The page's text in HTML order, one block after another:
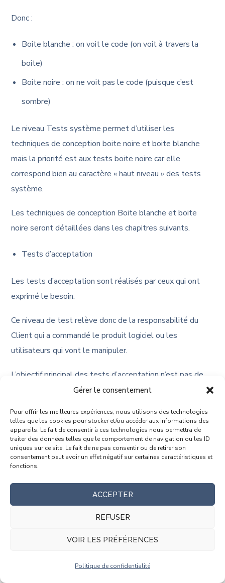
Gérer le consentement
Pour offrir les meilleures expériences, nous utilisons des technologies
telles que les cookies pour stocker et/ou accéder aux informations des
appareils. Le fait de consentir à ces technologies nous permettra de
traiter des données telles que le comportement de navigation ou les ID
uniques sur ce site. Le fait de ne pas consentir ou de retirer son
consentement peut avoir un effet négatif sur certaines caractéristiques et
fonctions.
ACCEPTER
REFUSER
VOIR LES PRÉFÉRENCES
Politique de confidentialité
Donc :
Boite blanche : on voit le code (on voit à travers la
boite)
Boite noire : on ne voit pas le code (puisque c’est
sombre)
Le niveau Tests système permet d’utiliser les
techniques de conception boite noire et boite blanche
mais la priorité est aux tests boite noire car elle
correspond bien au caractère « haut niveau » des tests
système.
Les techniques de conception Boite blanche et boite
noire seront détaillées dans les chapitres suivants.
Tests d’acceptation
Les tests d’acceptation sont réalisés par ceux qui ont
exprimé le besoin.
Ce niveau de test relève donc de la responsabilité du
Client qui a commandé le produit logiciel ou les
utilisateurs qui vont le manipuler.
L’objectif principal des tests d’acceptation n’est pas de
trouver des défauts comme le sont les tests système.
L’objectif des tests d’acceptation est d’acquérir de la
confiance dans le système en validant qu’il est utilisable
et qu’il correspond bien au besoin initial et aux attentes
fonctionnelles et non fonctionnelles exprimées.
Si le système fonctionne seul, Les tests d’acceptation
sont le dernier niveau de test avant le déploiement dans
l’environnement des utilisateurs finaux.
Si le système n’est qu’une brique d’une série d’application
suivis de tests d’intégration système pour vérifier qu’il